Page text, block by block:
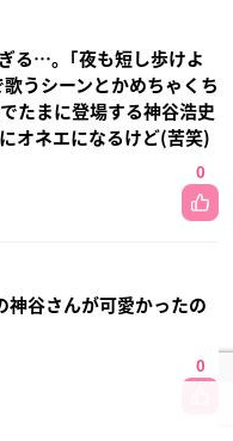
る…。｢夜も短し歩けよ
うシーンとかめちゃくち
たまに登場する神谷浩史
オネエになるけど(苦笑)
0
神谷さんが可愛かったの
0